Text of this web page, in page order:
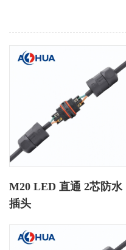
M20 LED 直通 2芯防水
插头